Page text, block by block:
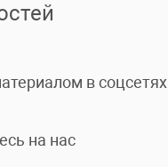
в соцсетях
на нас